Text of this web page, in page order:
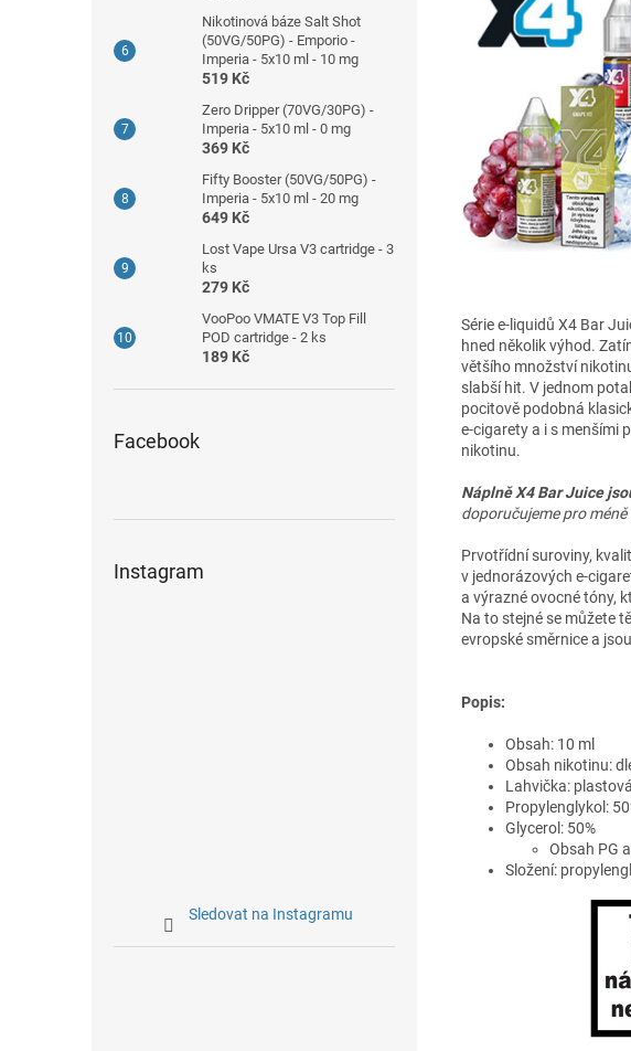
Nikotinová báze Salt Shot
(50VG/50PG) - Emporio -
Imperia - 5x10 ml - 10 mg
519 Kč
Zero Dripper (70VG/30PG) -
Imperia - 5x10 ml - 0 mg
369 Kč
Fifty Booster (50VG/50PG) -
Imperia - 5x10 ml - 20 mg
649 Kč
Lost Vape Ursa V3 cartridge - 3
ks
279 Kč
VooPoo VMATE V3 Top Fill
POD cartridge - 2 ks
189 Kč
Facebook
Instagram
Sledovat na Instagramu
Série e-liquidů X4 Bar
hned několik výhod.
většího množství
slabší hit. V jednom
pocitově podobná
e-cigarety a i s menšími
nikotinu.
Náplně X4 Bar Juice
doporučujeme pro
Prvotřídní suroviny,
v jednorázových e-
a výrazné ovocné tóny,
Na to stejné se můžete
evropské směrnice a
Popis:
Obsah: 10 ml
Obsah nikotinu:
Lahvička:
Propylenglykol:
Glycerol: 50%
Obsah PG
Složení: